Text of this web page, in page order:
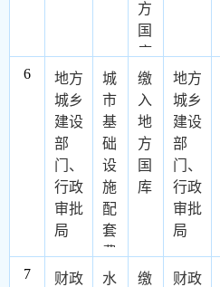
方
国
库
6
地方
城乡
建设
部
门、
行政
审批
局
城
市
基
础
设
施
配
套
费
缴
入
地
方
国
库
地方
城乡
建设
部
门、
行政
审批
局
7
财政
水
缴
财政